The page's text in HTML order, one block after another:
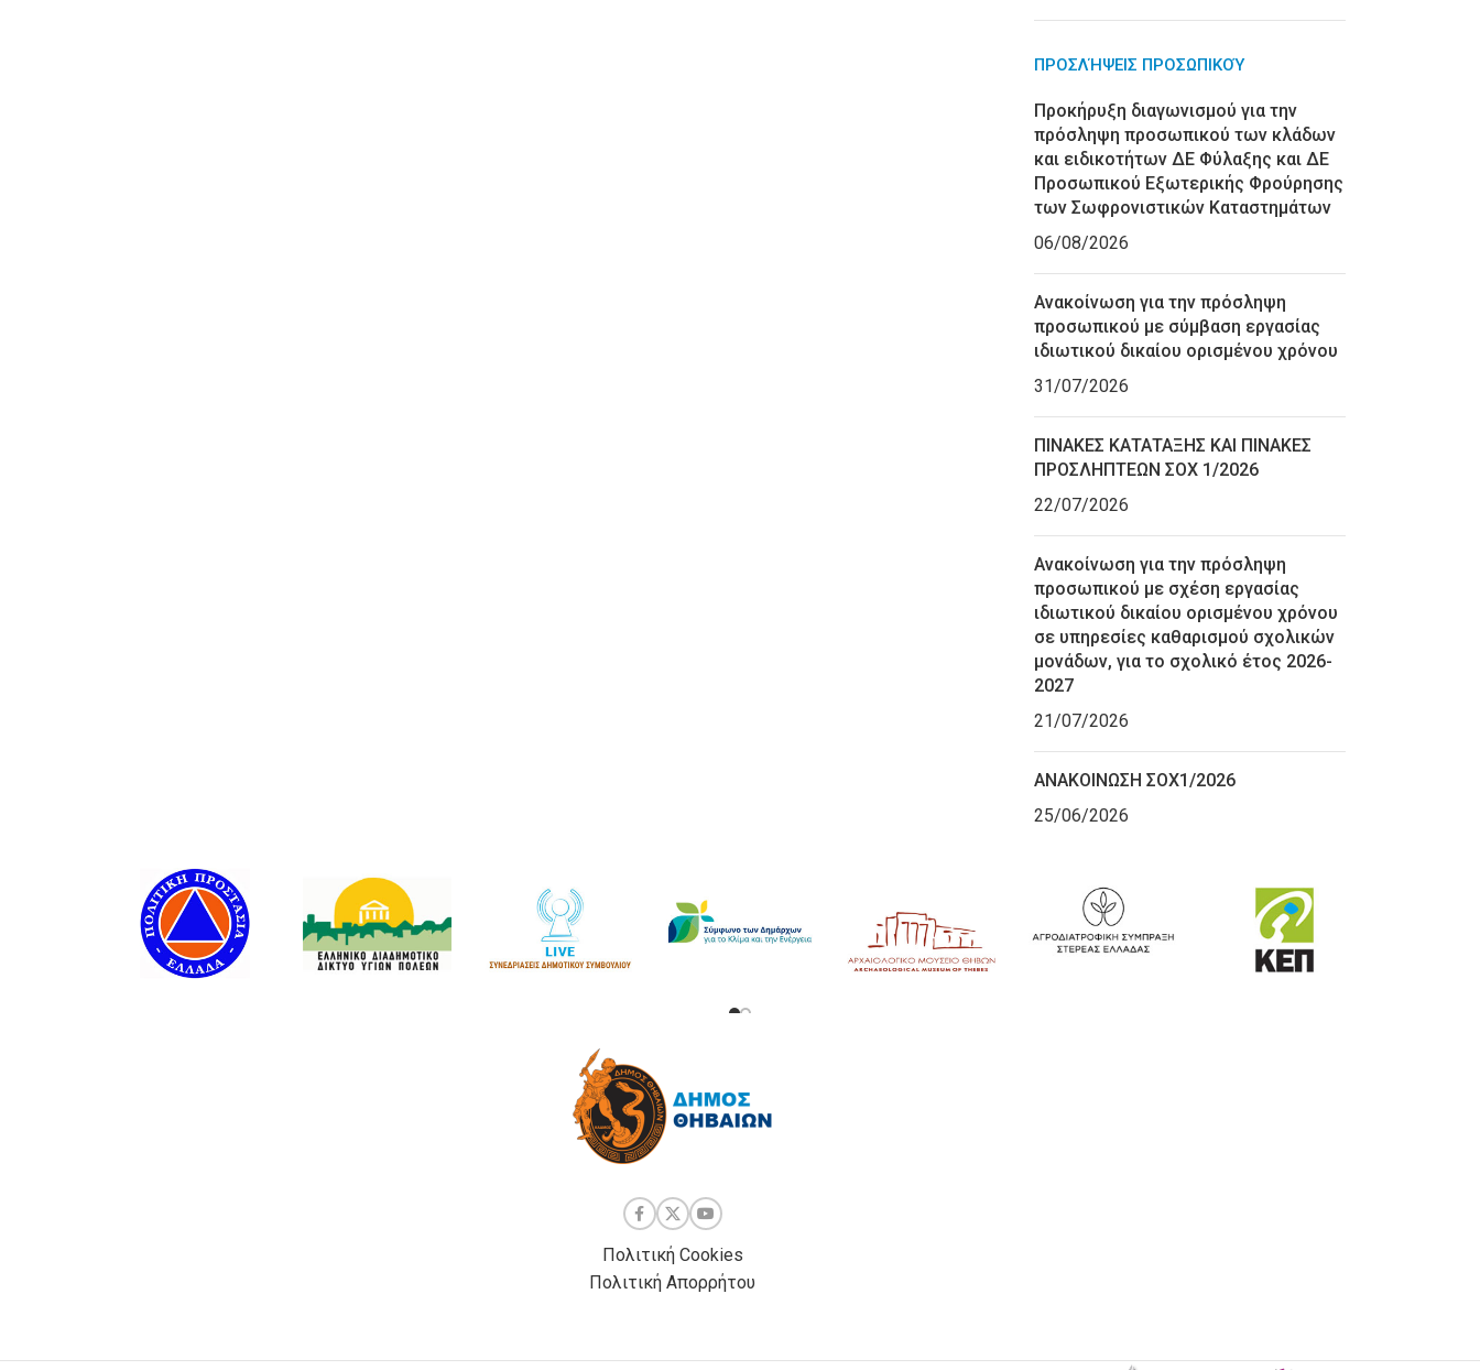
ΠΡΟΣΛΉΨΕΙΣ ΠΡΟΣΩΠΙΚΟΎ
Προκήρυξη διαγωνισμού για την
πρόσληψη προσωπικού των κλάδων
και ειδικοτήτων ΔΕ Φύλαξης και ΔΕ
Προσωπικού Εξωτερικής Φρούρησης
των Σωφρονιστικών Καταστημάτων
06/08/2026
Ανακοίνωση για την πρόσληψη
προσωπικού με σύμβαση εργασίας
ιδιωτικού δικαίου ορισμένου χρόνου
31/07/2026
ΠΙΝΑΚΕΣ ΚΑΤΑΤΑΞΗΣ ΚΑΙ ΠΙΝΑΚΕΣ
ΠΡΟΣΛΗΠΤΕΩΝ ΣΟΧ 1/2026
22/07/2026
Ανακοίνωση για την πρόσληψη
προσωπικού με σχέση εργασίας
ιδιωτικού δικαίου ορισμένου χρόνου
σε υπηρεσίες καθαρισμού σχολικών
μονάδων, για το σχολικό έτος 2026-
2027
21/07/2026
ΑΝΑΚΟΙΝΩΣΗ ΣΟΧ1/2026
25/06/2026
Πολιτική Cookies
Πολιτική Απορρήτου